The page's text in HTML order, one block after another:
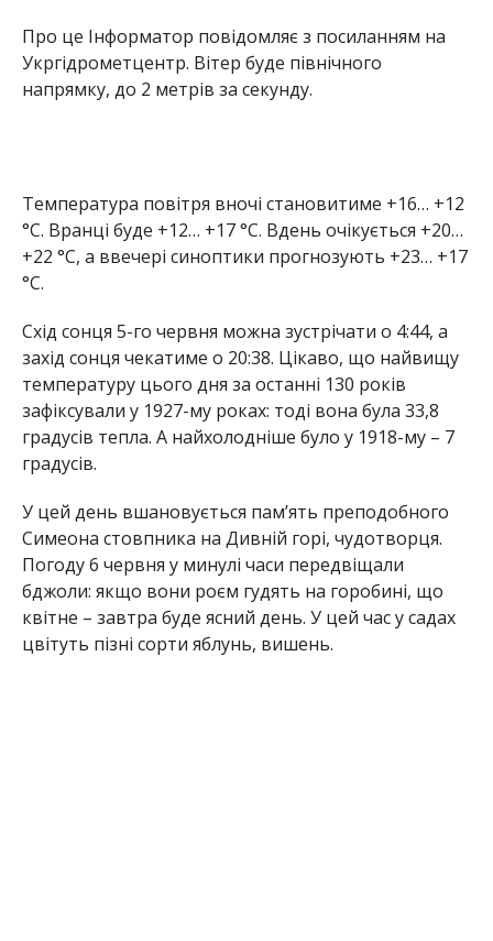
Про це Інформатор повідомляє з посиланням на
Укргідрометцентр. Вітер буде північного
напрямку, до 2 метрів за секунду.
Температура повітря вночі становитиме +16… +12
°С. Вранці буде +12… +17 °С. Вдень очікується +20…
+22 °С, а ввечері синоптики прогнозують +23… +17
°С.
Схід сонця 5-го червня можна зустрічати о 4:44, а
захід сонця чекатиме о 20:38. Цікаво, що найвищу
температуру цього дня за останні 130 років
зафіксували у 1927-му роках: тоді вона була 33,8
градусів тепла. А найхолодніше було у 1918-му – 7
градусів.
У цей день вшановується пам’ять преподобного
Симеона стовпника на Дивній горі, чудотворця.
Погоду 6 червня у минулі часи передвіщали
бджоли: якщо вони роєм гудять на горобині, що
квітне – завтра буде ясний день. У цей час у садах
цвітуть пізні сорти яблунь, вишень.